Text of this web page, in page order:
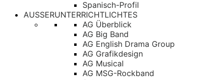
Spanisch-Profil
AUSSERUNTERRICHTLICHTES
AG Überblick
AG Big Band
AG English Drama Group
AG Grafikdesign
AG Musical
AG MSG-Rockband